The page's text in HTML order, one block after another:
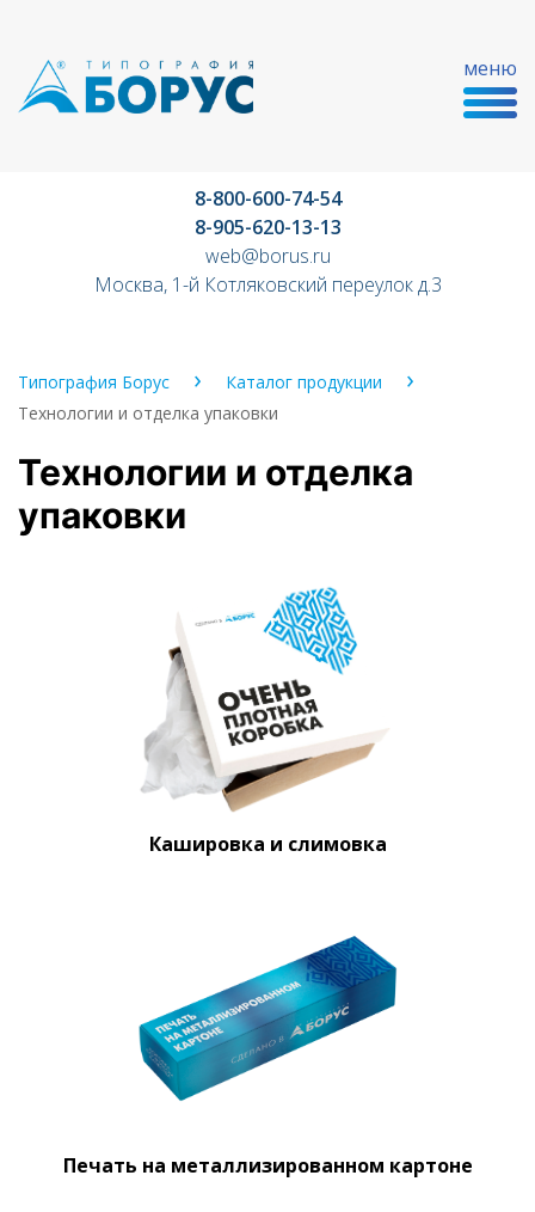
меню
8-800-600-74-54
8-905-620-13-13
web@borus.ru
Москва, 1-й Котляковский переулок д.3
Типография Борус
Каталог продукции
Технологии и отделка упаковки
Технологии и отделка
упаковки
Кашировка и слимовка
Печать на металлизированном картоне